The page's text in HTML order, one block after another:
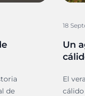
de
18
Un
El
cálido